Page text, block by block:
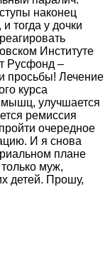
наконец
тогда у дочки
Институте
Русфонд –
просьбы! Лечение
курса
улучшается
ремиссия
очередное
И я снова
плане
муж,
детей. Прошу,